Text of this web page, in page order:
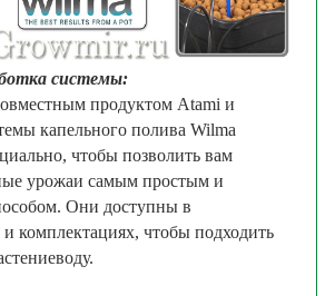
системы:
продуктом Atami и
капельного полива Wilma
чтобы позволить вам
урожаи самым простым и
Они доступны в
и комплектациях, чтобы подходить